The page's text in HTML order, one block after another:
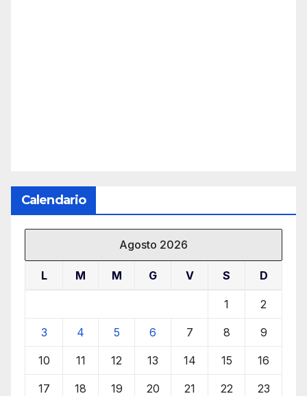
Calendario
Agosto 2026
L M M G V S D
1 2
3 4 5 6 7 8 9
10 11 12 13 14 15 16
17 18 19 20 21 22 23